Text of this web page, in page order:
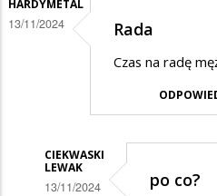
HARDYMETAL
13/11/2024 Rada
Czas na radę
CIEKWASKI
LEWAK
13/11/2024 po co?